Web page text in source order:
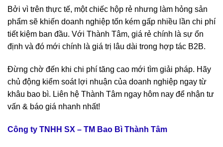
Bởi vì trên thực tế, một chiếc hộp rẻ nhưng làm hỏng sản
phẩm sẽ khiến doanh nghiệp tốn kém gấp nhiều lần chi phí
tiết kiệm ban đầu. Với Thành Tâm, giá rẻ chính là sự ổn
định và đó mới chính là giá trị lâu dài trong hợp tác B2B.
Đừng chờ đến khi chi phí tăng cao mới tìm giải pháp. Hãy
chủ động kiểm soát lợi nhuận của doanh nghiệp ngay từ
khâu bao bì. Liên hệ Thành Tâm ngay hôm nay để nhận tư
vấn & báo giá nhanh nhất!
Công ty TNHH SX – TM Bao Bì Thành Tâm